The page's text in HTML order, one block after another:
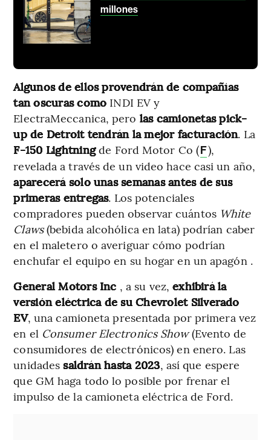
millones
Algunos de ellos provendrán de compañías
tan oscuras como INDI EV y
ElectraMeccanica, pero las camionetas pick-
up de Detroit tendrán la mejor facturación. La
F-150 Lightningde Ford Motor Co (F),
revelada a través de un video hace casi un año,
aparecerá solo unas semanas antes de sus
primeras entregas. Los potenciales
compradores pueden observar cuántos White
Claws(bebida alcohólica en lata) podrían caber
en el maletero o averiguar cómo podrían
enchufar el equipo en su hogar en un apagón .
General Motors Inc , a su vez,exhibirá la
versión eléctrica de su Chevrolet Silverado
EV, una camioneta presentada por primera vez
en el Consumer Electronics Show(Evento de
consumidores de electrónicos) en enero. Las
unidadessaldrán hasta 2023, así que espere
que GM haga todo lo posible por frenar el
impulso de la camioneta eléctrica de Ford.